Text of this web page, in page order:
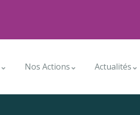
Nos Actions Actualités